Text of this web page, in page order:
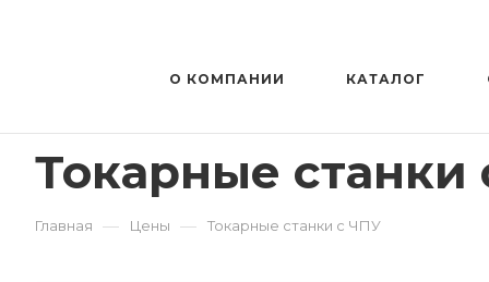
О КОМПАНИИ КАТАЛОГ
Токарные станки
Главная — Цены — Токарные станки с ЧПУ